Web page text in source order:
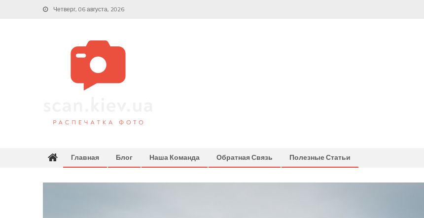
Четверг, 06 августа, 2026
Главная Блог Наша Команда Обратная Связь Полезные Статьи